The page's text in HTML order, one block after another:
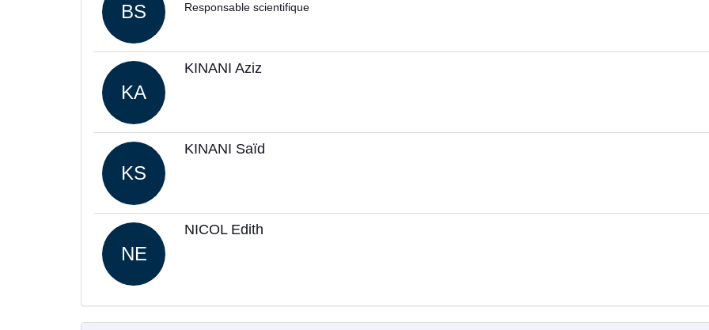
BS Responsable scientifique
KA
KINANI Aziz
KS
KINANI Saïd
NE
NICOL Edith